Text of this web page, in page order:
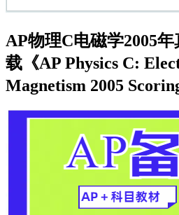
AP物理C电磁学2005
载《AP Physics C:
Magnetism 2005